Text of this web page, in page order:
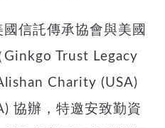
信託傳承協會與美國
Ginkgo Trust Legacy
Charity (USA)
協辦，特邀安致勤資